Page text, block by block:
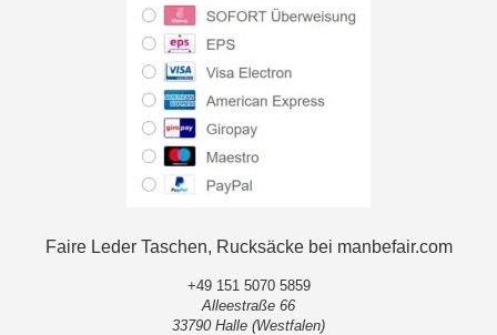
Faire Leder Taschen, Rucksäcke bei manbefair.com
+49 151 5070 5859
Alleestraße 66
33790 Halle (Westfalen)